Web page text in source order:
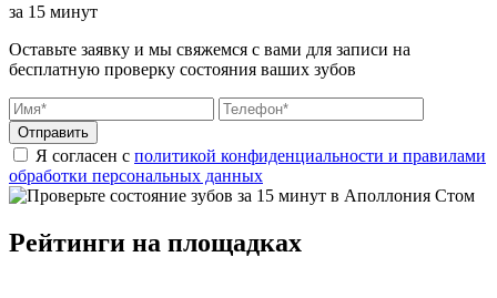
за 15 минут
Оставьте заявку и мы свяжемся с вами для записи на
бесплатную проверку состояния ваших зубов
Отправить
Я согласен с политикой конфиденциальности и правилами
обработки персональных данных
Рейтинги на площадках